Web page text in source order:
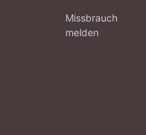
Missbrauch
melden